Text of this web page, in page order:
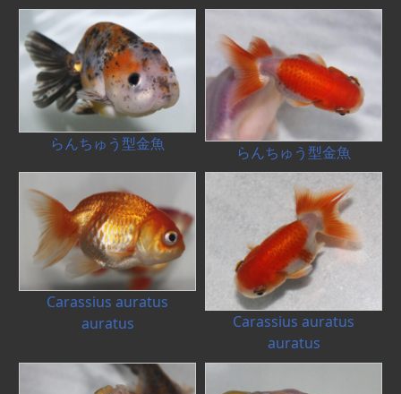
らんちゅう型金魚 らんちゅう型金魚
Carassius auratus
auratus
Carassius auratus
auratus